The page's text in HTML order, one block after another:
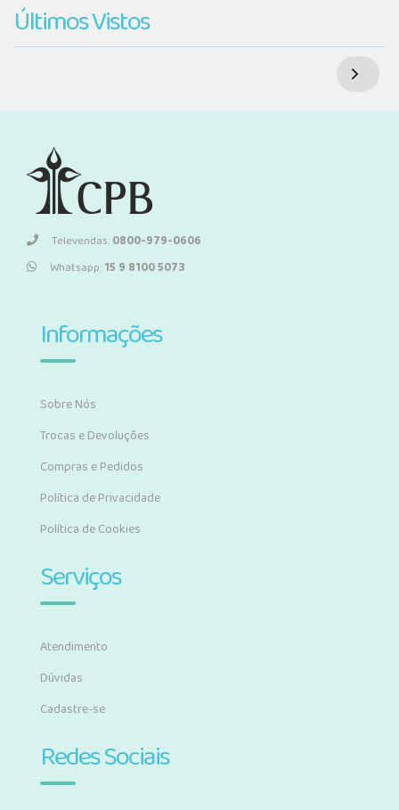
Últimos Vistos
Televendas:0800-979-0606
Whatsapp:15 9 8100 5073
Informações
Sobre Nós
Trocas e Devoluções
Compras e Pedidos
Política de Privacidade
Política de Cookies
Serviços
Atendimento
Dúvidas
Cadastre-se
Redes Sociais